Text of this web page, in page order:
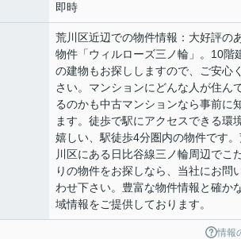
即時
荒川区近辺での物件情報：大好評の
物件「ウィルローズ三ノ輪」。10階
の建物もお探ししますので、ご安心
さい。マンションにどんな人が住ん
るのかも中古マンションなら事前に
ます。徒歩で駅にアクセスできる環
嬉しい、駅徒歩4分圏内の物件です
川区にある日比谷線三ノ輪周辺でこ
りの物件をお探しなら、当社にお問
わせ下さい。豊富な物件情報と確か
域情報をご提供しております。
情報